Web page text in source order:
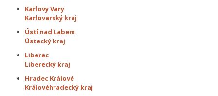
Karlovy Vary
Karlovarský kraj
Ústí nad Labem
Ústecký kraj
Liberec
Liberecký kraj
Hradec Králové
Královéhradecký kraj